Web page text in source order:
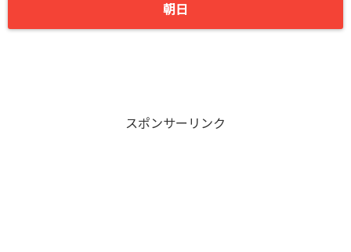
朝日
スポンサーリンク